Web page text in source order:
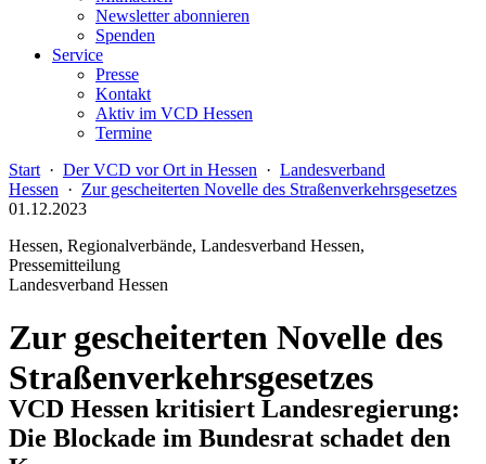
Newsletter abonnieren
Spenden
Service
Presse
Kontakt
Aktiv im VCD Hessen
Termine
Start · Der VCD vor Ort in Hessen · Landesverband
Hessen · Zur gescheiterten Novelle des Straßenverkehrsgesetzes
01.12.2023
Hessen, Regionalverbände, Landesverband Hessen,
Pressemitteilung
Landesverband Hessen
Zur gescheiterten Novelle des
Straßenverkehrsgesetzes
VCD Hessen kritisiert Landesregierung:
Die Blockade im Bundesrat schadet den